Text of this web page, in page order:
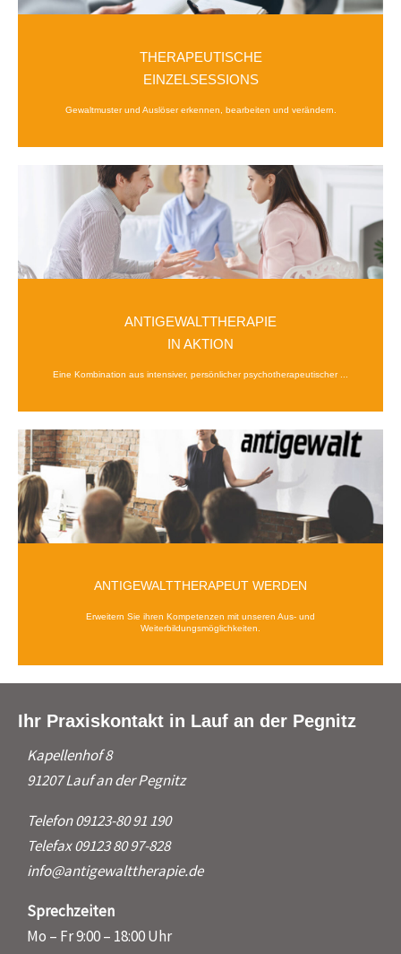
THERAPEUTISCHE
EINZELSESSIONS
Gewaltmuster und Auslöser erkennen, bearbeiten und verändern.
ANTIGEWALTTHERAPIE
IN AKTION
Eine Kombination aus intensiver, persönlicher psychotherapeutischer ...
ANTIGEWALTTHERAPEUT WERDEN
Erweitern Sie ihren Kompetenzen mit unseren Aus- und
Weiterbildungsmöglichkeiten.
Ihr Praxiskontakt in Lauf an der Pegnitz
Kapellenhof 8
91207 Lauf an der Pegnitz
Telefon 09123-80 91 190
Telefax 09123 80 97-828
info@antigewalttherapie.de
Sprechzeiten
Mo – Fr 9:00 – 18:00 Uhr